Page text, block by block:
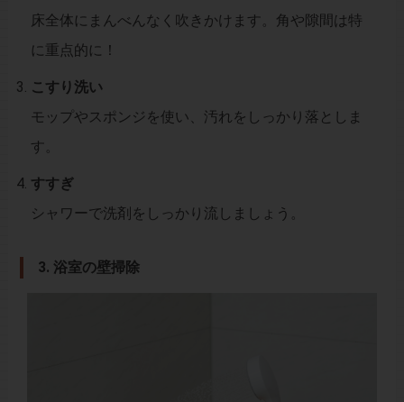
床全体にまんべんなく吹きかけます。角や隙間は特
に重点的に！
こすり洗い
モップやスポンジを使い、汚れをしっかり落としま
す。
すすぎ
シャワーで洗剤をしっかり流しましょう。
3. 浴室の壁掃除